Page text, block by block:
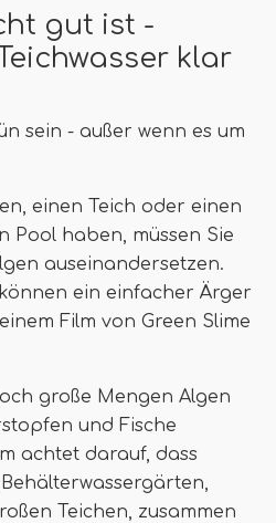
gut ist -
klar
sein - außer wenn es um
einen Teich oder einen
Pool haben, müssen Sie
auseinandersetzen.
ein einfacher Ärger
Film von Green Slime
große Mengen Algen
und Fische
achtet darauf, dass
Teichen, zusammen